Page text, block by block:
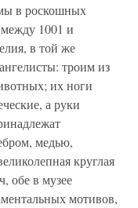
в роскошных
1001 и
в той же
троим из
их ноги
а руки
медью,
круглая
обе в музее
мотивов,